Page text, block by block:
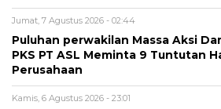
Jumat, 7 Agustus 2026 - 02:44
Puluhan perwakilan Massa Aksi
PKS PT ASL Meminta 9 Tuntutan
Perusahaan
Kamis, 6 Agustus 2026 - 23:01